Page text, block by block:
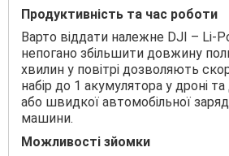
Продуктивність та час роботи
Варто віддати належне DJI – Li-
непогано збільшити довжину
хвилин у повітрі дозволяють
набір до 1 акумулятора у дроні та
або швидкої автомобільної
машини.
Можливості зйомки